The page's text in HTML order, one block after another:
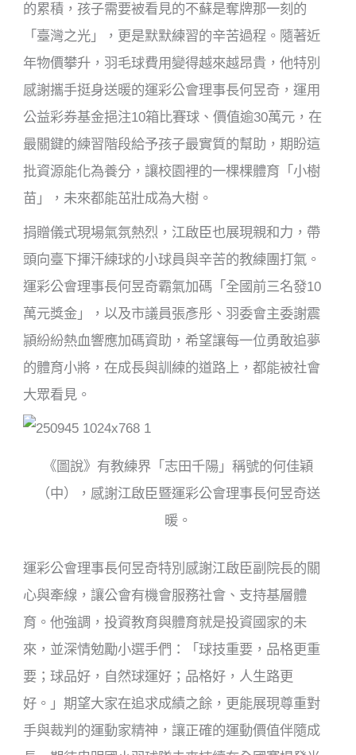
的累積，孩子需要被看見的不蘇是奪牌那一刻的
「臺灣之光」，更是默默練習的辛苦過程。隨著近
年物價攀升，羽毛球費用變得越來越昂貴，他特別
感謝攜手挺身送暖的運彩公會理事長何昱奇，運用
公益彩券基金挹注10箱比賽球、價值逾30萬元，在
最關鍵的練習階段給予孩子最實質的幫助，期盼這
批資源能化為養分，讓校園裡的一棵棵體育「小樹
苗」，未來都能茁壯成為大樹。
捐贈儀式現場氣氛熱烈，江啟臣也展現親和力，帶
頭向臺下揮汗練球的小球員與辛苦的教練團打氣。
運彩公會理事長何昱奇霸氣加碼「全國前三名發10
萬元獎金」，以及市議員張彥彤、羽委會主委謝震
頴紛紛熱血響應加碼資助，希望讓每一位勇敢追夢
的體育小將，在成長與訓練的道路上，都能被社會
大眾看見。
《圖說》有教練界「志田千陽」稱號的何佳穎
（中），感謝江啟臣暨運彩公會理事長何昱奇送
暖。
運彩公會理事長何昱奇特別感謝江啟臣副院長的關
心與牽線，讓公會有機會服務社會、支持基層體
育。他強調，投資教育與體育就是投資國家的未
來，並深情勉勵小選手們：「球技重要，品格更重
要；球品好，自然球運好；品格好，人生路更
好。」期望大家在追求成績之餘，更能展現尊重對
手與裁判的運動家精神，讓正確的運動價值伴隨成